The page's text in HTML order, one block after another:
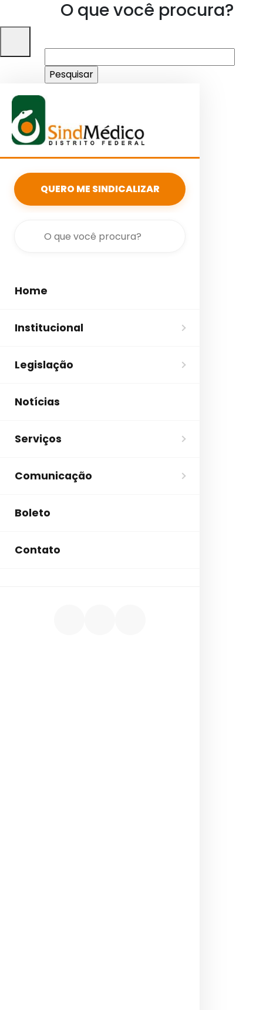
O que você procura?
por:
QUERO ME SINDICALIZAR
Home
Institucional
Legislação
Notícias
Serviços
Comunicação
Boleto
Contato